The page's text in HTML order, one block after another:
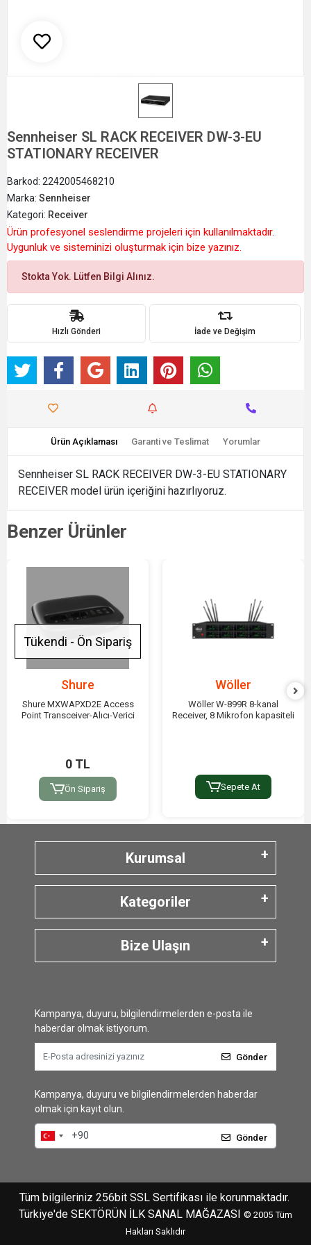
Sennheiser SL RACK RECEIVER DW-3-EU
STATIONARY RECEIVER
Barkod: 2242005468210
Marka: Sennheiser
Kategori: Receiver
Ürün profesyonel seslendirme projeleri için kullanılmaktadır.
Uygunluk ve sisteminizi oluşturmak için bize yazınız.
Stokta Yok. Lütfen Bilgi Alınız.
Hızlı Gönderi İade ve Değişim
Ürün Açıklaması Garanti ve Teslimat Yorumlar
Sennheiser SL RACK RECEIVER DW-3-EU STATIONARY
RECEIVER model ürün içeriğini hazırlıyoruz.
Benzer Ürünler
Tükendi - Ön Sipariş
Shure
Shure MXWAPXD2E Access
Point Transceiver-Alıcı-Verici
0 TL
Ön Sipariş
Wöller
Wöller W-899R 8-kanal
Receiver, 8 Mikrofon kapasiteli
Sepete At
Kurumsal
Kategoriler
Bize Ulaşın
Kampanya, duyuru, bilgilendirmelerden e-posta ile
haberdar olmak istiyorum.
Gönder
Kampanya, duyuru ve bilgilendirmelerden haberdar
olmak için kayıt olun.
Gönder
Tüm bilgileriniz 256bit SSL Sertifikası ile korunmaktadır.
Türkiye'de SEKTÖRÜN İLK SANAL MAĞAZASI © 2005 Tüm
Hakları Saklıdır